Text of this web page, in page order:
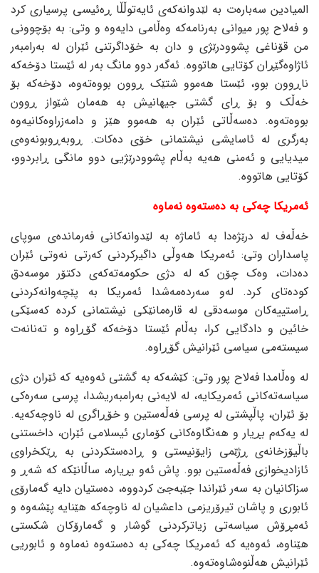
المیادین سەبارەت بە لێدوانەکەی ئایەتوڵڵا ڕەئیسی پرسیاری کرد
و فەلاح پور میوانی بەرنامەکە وەڵامی دایەوە و وتی: بە بۆچوونی
من قۆناغی پشوودرێژی و دان بە خۆداگرتنی ئێران لە بەرامبەر
ئاژاوەگێڕان کۆتایی هاتووە. ئەگەر دوو مانگ بەر لە ئێستا دۆخەکە
ناڕوون بوو، ئێستا هەموو شتێک ڕوون بووەتەوە، دۆخەکە بۆ
خەڵک و بۆ ڕای گشتی جیهانیش بە هەمان شێواز ڕوون
بووەتەوە. دەسەڵاتی ئێران بە هەموو هێز و دامەزراوەکانیەوە
بەرگری لە ئاسایشی نیشتمانی خۆی دەکات. ڕوبەڕوبونەوەی
میدیایی و ئەمنی هەیە بەڵام پشوودرێژیی دوو مانگی ڕابردوو،
کۆتایی هاتووە.
ئەمریکا چەکی بە دەستەوە نەماوە
خەڵەف لە درێژەدا بە ئاماژە بە لێدوانەکانی فەرماندەی سوپای
پاسداران وتی: ئەمریکا هەوڵی داگیرکردنی کەرتی نەوتی ئێران
دەدات، وەک چۆن کە لە دژی حکومەتەکەی دکتۆر موسەدق
کودەتای کرد. لەو سەردەمەشدا ئەمریکا بە پێچەوانەکردنی
ڕاستییەکان موسەدقی لە قارەمانێکی نیشتمانی کردە کەسێکی
خائین و دادگایی کرا، بەڵام ئێستا دۆخەکە گۆڕاوە و تەنانەت
سیستەمی سیاسی ئێرانیش گۆڕاوە.
لە وەڵامدا فەلاح پور وتی: کێشەکە بە گشتی ئەوەیە کە ئێران دژی
سیاسەتەکانی ئەمریکایە، لە لایەنی بەرامبەریشدا، پرسی سەرەکی
بۆ ئێران، پاڵپشتی لە پرسی فەڵەستین و خۆڕاگری لە ناوچەکەیە.
لە یەکەم بڕیار و هەنگاوەکانی کۆماری ئیسلامی ئێران، داخستنی
باڵیۆزخانەی ڕژێمی زایۆنیستی و ڕادەستکردنی بە ڕێکخراوی
ئازادیخوازی فەڵەستین بوو. پاش ئەو بڕیارە، ساڵانێکە کە شەڕ و
سزاکانیان بە سەر ئێراندا جێبەجێ کردووە، دەستیان دایە گەمارۆی
ئابوری و پاشان تیرۆریزمی داعشیان لە ناوچەکە هێنایە پێشەوە و
ئەمڕۆش سیاسەتی زیاترکردنی گوشار و گەمارۆکان شکستی
هێناوە، ئەوەیە کە ئەمریکا چەکی بە دەستەوە نەماوە و ئابوریی
ئێرانیش هەڵنوەشاوەتەوە.